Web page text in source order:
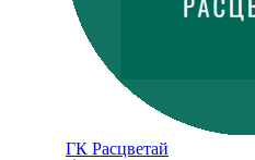
ГК Расцветай